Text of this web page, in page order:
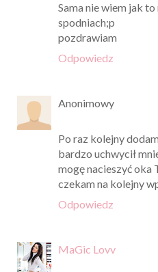
Sama nie wiem jak
spodniach;p
pozdrawiam
Odpowiedz
Anonimowy
Po raz kolejny
bardzo uchwycił
mogę nacieszyć oka
czekam na kolejny
Odpowiedz
MaGic Lovv